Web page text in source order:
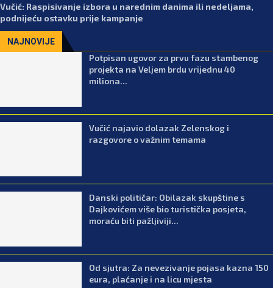
Vučić: Raspisivanje izbora u narednim danima ili nedeljama,
podnijeću ostavku prije kampanje
NAJNOVIJE
Potpisan ugovor za prvu fazu stambenog
projekta na Veljem brdu vrijednu 40
miliona...
Vučić najavio dolazak Zelenskog i
razgovore o važnim temama
Danski političar: Obilazak skupštine s
Dajkovićem više bio turistička posjeta,
moraću biti pažljiviji...
Od sjutra: Za nevezivanje pojasa kazna 150
eura, plaćanje i na licu mjesta